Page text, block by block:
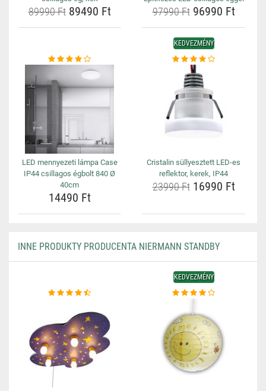
89990 Ft89490 Ft 97990 Ft96990 Ft
LED mennyezeti lámpa Case
IP44 csillagos égbolt 840 Ø
40cm
14490 Ft
KEDVEZMÉNY
Cristalin süllyesztett LED-es
reflektor, kerek, IP44
23990 Ft16990 Ft
INNE PRODUKTY PRODUCENTA NIERMANN STANDBY
KEDVEZMÉNY